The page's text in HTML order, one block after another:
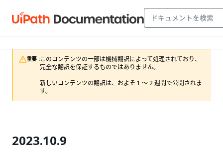
重要 :このコンテンツの一部は機械翻訳によって処理されており、
完全な翻訳を保証するものではありません。
新しいコンテンツの翻訳は、およそ 1 ～ 2 週間で公開されま
す。
2023.10.9